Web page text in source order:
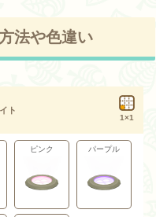
法や色違い
ト
1×1
ピンク パープル